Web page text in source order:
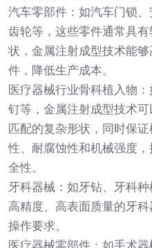
汽车零部件：如汽车门锁
齿轮等，这些零件通常具
状，金属注射成型技术能
件，降低生产成本。
医疗器械行业骨科植入物
钉等，金属注射成型技术
匹配的复杂形状，同时保
性、耐腐蚀性和机械强度
全性。
牙科器械：如牙钻、牙科
高精度、高表面质量的牙
操作要求。
医疗器械零部件：如手术